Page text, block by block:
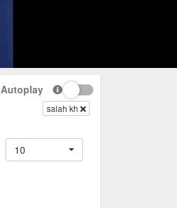
Autoplay
salah kh
10